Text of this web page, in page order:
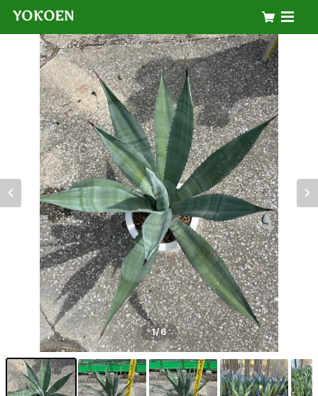
1/6